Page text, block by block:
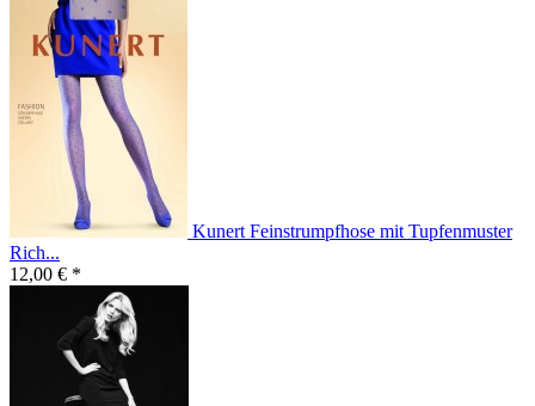
Kunert Feinstrumpfhose mit Tupfenmuster
Rich...
12,00 € *